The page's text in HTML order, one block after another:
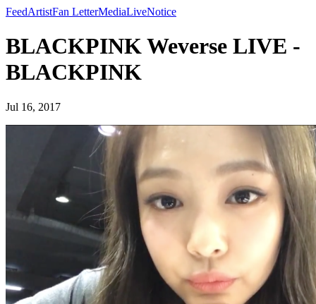
FeedArtistFan LetterMediaLiveNotice
BLACKPINK Weverse LIVE -
BLACKPINK
Jul 16, 2017